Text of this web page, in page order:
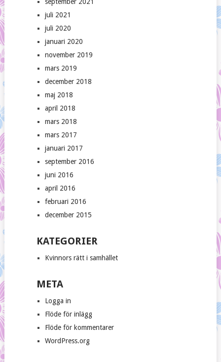
september 2021
juli 2021
juli 2020
januari 2020
november 2019
mars 2019
december 2018
maj 2018
april 2018
mars 2018
mars 2017
januari 2017
september 2016
juni 2016
april 2016
februari 2016
december 2015
KATEGORIER
Kvinnors rätt i samhället
META
Logga in
Flöde för inlägg
Flöde för kommentarer
WordPress.org